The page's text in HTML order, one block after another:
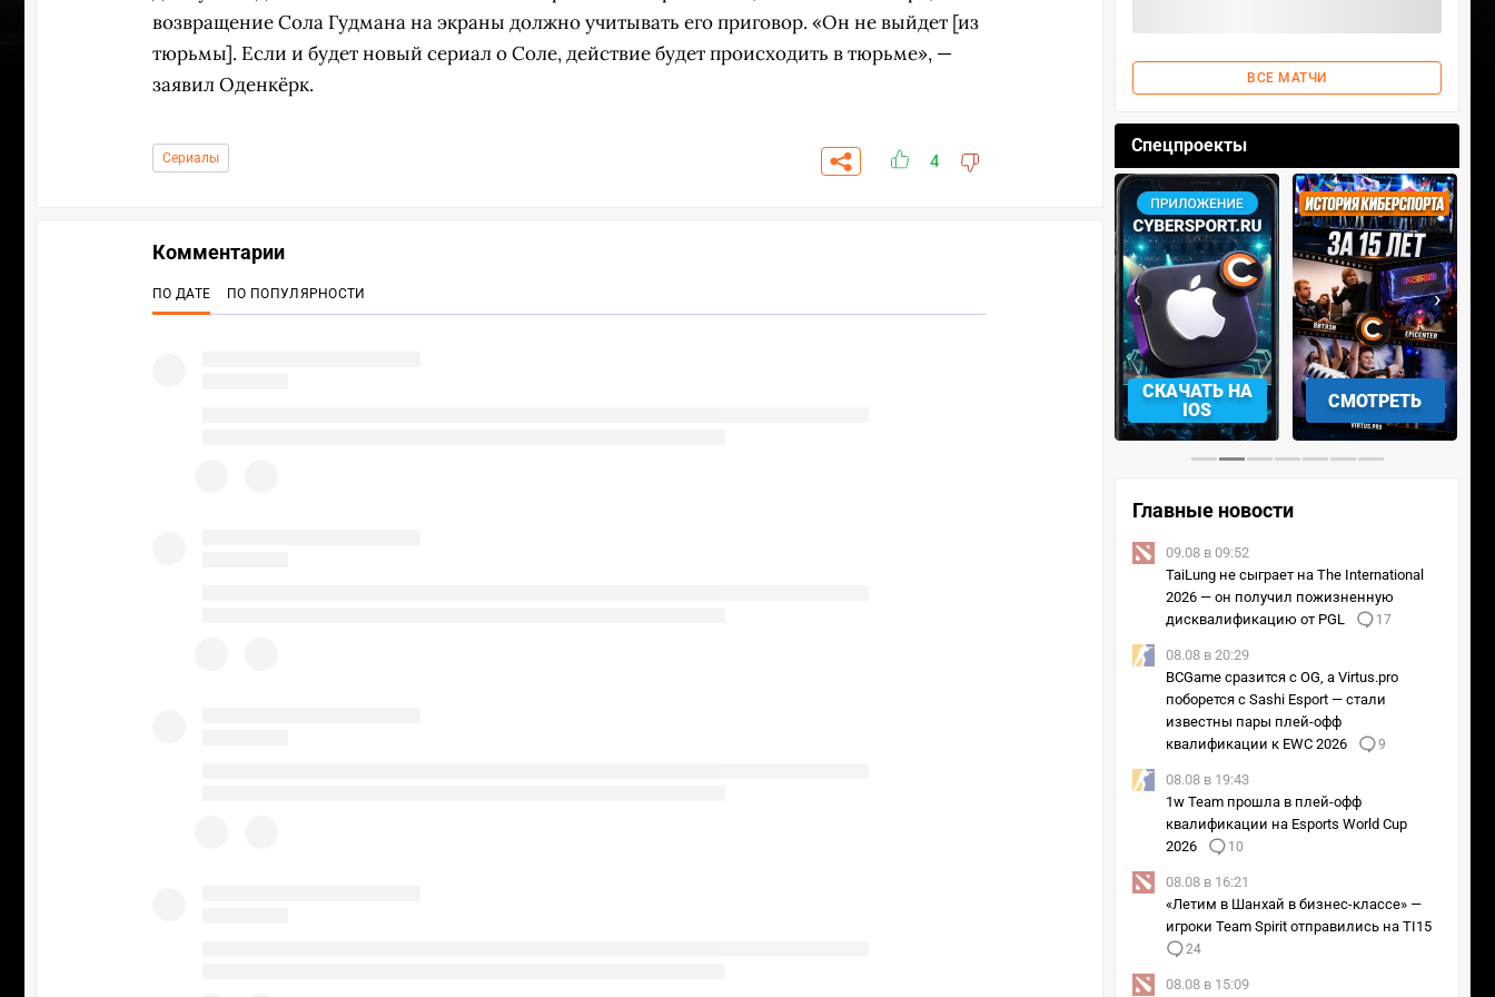
возвращение Сола Гудмана на экраны должно учитывать его приговор. «Он не выйдет [из
тюрьмы]. Если и будет новый сериал о Соле, действие будет происходить в тюрьме», —
заявил Оденкёрк.
Сериалы 4
ВСЕ МАТЧИ
Спецпроекты
СМОТРЕТЬ УЧАСТВОВАТЬ
‹ ›
Главные новости
09.08 в 09:52
TaiLung не сыграет на The International
2026 — он получил пожизненную
дисквалификацию от PGL
17
08.08 в 20:29
BCGame сразится с OG, а Virtus.pro
поборется с Sashi Esport — стали
известны пары плей-офф
квалификации к EWC 2026
9
08.08 в 19:43
1w Team прошла в плей-офф
квалификации на Esports World Cup
2026
10
08.08 в 16:21
«Летим в Шанхай в бизнес-классе» —
игроки Team Spirit отправились на TI15
24
08.08 в 15:09
Комментарии
ПО ДАТЕ ПО ПОПУЛЯРНОСТИ